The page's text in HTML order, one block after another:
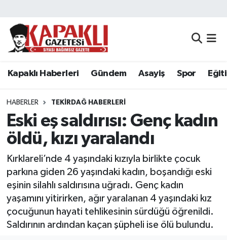
Kapaklı Haberleri Gündem Asayiş Spor
HABERLER TEKIRDAĞ HABERLERI
Eski eş saldırısı: Genç kadın
öldü, kızı yaralandı
Kırklareli’nde 4 yaşındaki kızıyla birlikte çocuk
parkına giden 26 yaşındaki kadın, boşandığı eski
eşinin silahlı saldırısına uğradı. Genç kadın
yaşamını yitirirken, ağır yaralanan 4 yaşındaki kız
çocuğunun hayati tehlikesinin sürdüğü öğrenildi.
Saldırının ardından kaçan şüpheli ise ölü bulundu.
Kapaklı Haberleri
Asayiş
Spor
Eğitim
Siyaset
Resmi Reklamlar
Tekirdağ
Tekirdağ Nöbetçi Eczaneler
Tekirdağ Namaz Vakitleri
Tekirdağ Trafik Yoğunluk Haritası
Süper Lig Puan Durumu ve Fikstür
Tüm Manşetler
Son Dakika Haberleri
Haber Arşivi